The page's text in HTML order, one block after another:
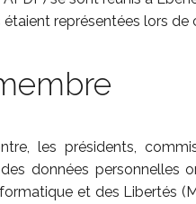
représentées lors de
les présidents,
données personnelles
et des Libertés